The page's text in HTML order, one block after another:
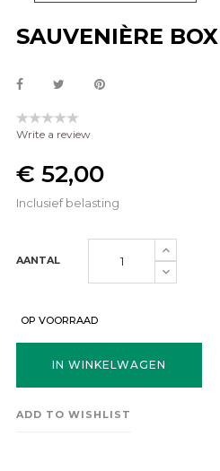
SAUVENIÈRE BOX
Write a review
€ 52,00
Inclusief belasting
AANTAL
OP VOORRAAD
IN WINKELWAGEN
ADD TO WISHLIST